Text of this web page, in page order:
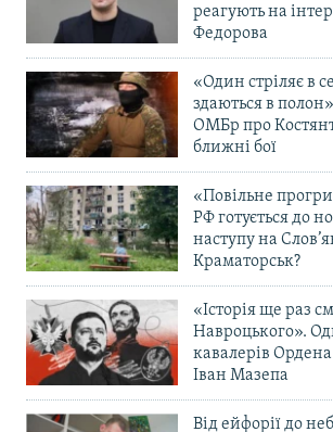
реагують на
Федорова
«Один стріляє в
здаються в
ОМБр про
ближні бої
«Повільне
РФ готується до
наступу на
Краматорськ?
«Історія ще раз
Навроцького».
кавалерів
Іван Мазепа
Від ейфорії до